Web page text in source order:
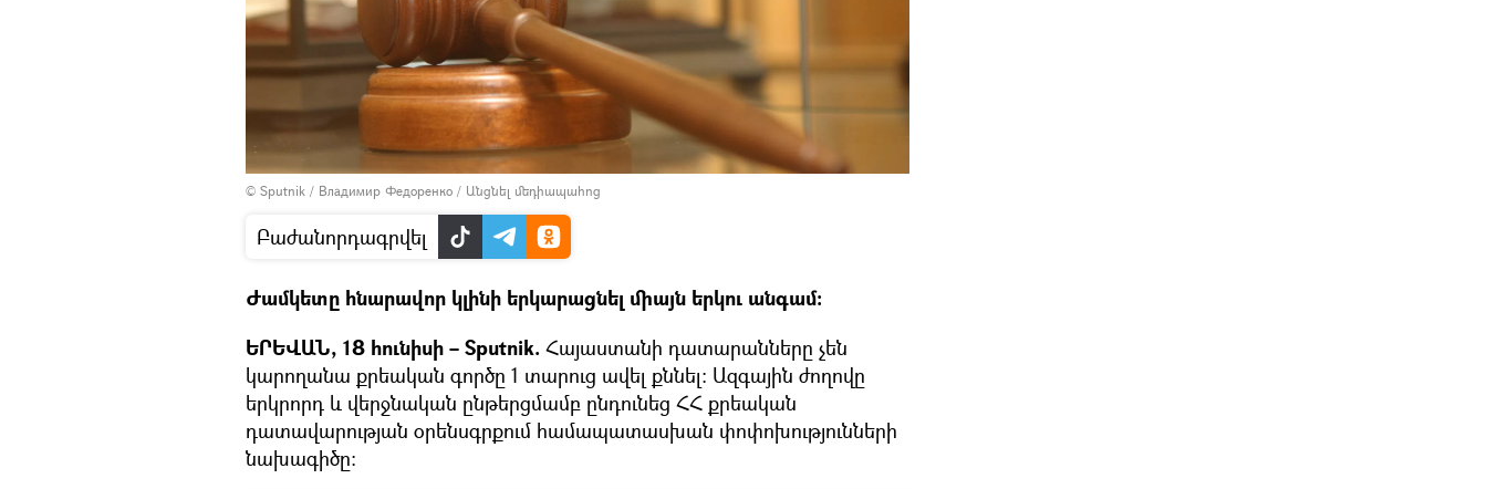
© Sputnik / Владимир Федоренко / Անցնել մեդիապահոց
Բաժանորդագրվել
Ժամկետը հնարավոր կլինի երկարացնել միայն երկու անգամ։
ԵՐԵՎԱՆ, 18 հունիսի – Sputnik. Հայաստանի դատարանները չեն
կարողանա քրեական գործը 1 տարուց ավել քննել։ Ազգային ժողովը
երկրորդ և վերջնական ընթերցմամբ ընդունեց ՀՀ քրեական
դատավարության օրենսգրքում համապատասխան փոփոխությունների
նախագիծը։